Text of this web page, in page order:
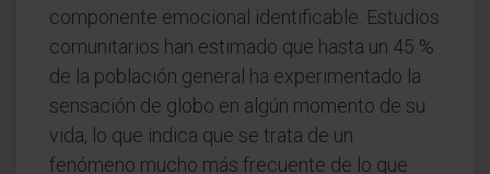
componente emocional identificable. Estudios
comunitarios han estimado que hasta un 45 %
de la población general ha experimentado la
sensación de globo en algún momento de su
vida, lo que indica que se trata de un
fenómeno mucho más frecuente de lo que